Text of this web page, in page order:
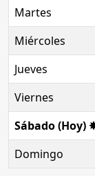
Martes
Miércoles
Jueves
Viernes
Sábado (Hoy)
Domingo